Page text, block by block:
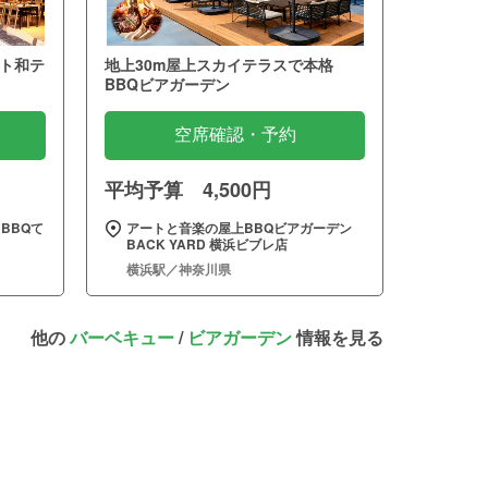
和テ
て
地上30m屋上スカイテラスで本格
BBQビアガーデン
空席確認・予約
平均予算 4,500円
アートと音楽の屋上BBQビアガーデン
BACK YARD 横浜ビブレ店
横浜駅／神奈川県
他のバーベキュー/ ビアガーデン情報を見る